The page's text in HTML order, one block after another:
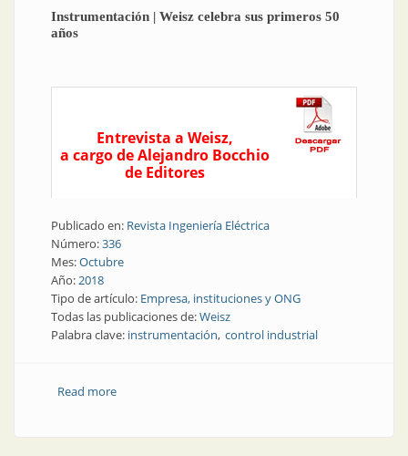
Instrumentación | Weisz celebra sus primeros 50
años
Entrevista a Weisz,
a cargo de Alejandro Bocchio
de Editores
Publicado en: Revista Ingeniería Eléctrica
Número:336
Mes:Octubre
Año:2018
Tipo de artículo: Empresa, instituciones y ONG
Todas las publicaciones de:Weisz
Palabra clave: instrumentación control industrial
Read moreabout Instrumentación | Weisz celebra sus primeros